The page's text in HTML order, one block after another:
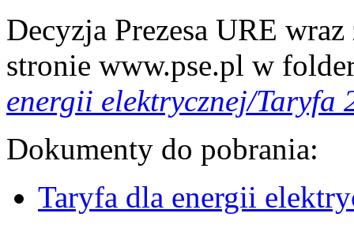
Decyzja Prezesa URE
stronie www.pse.pl w
energii elektrycznej/Taryfa
Dokumenty do pobrania:
Taryfa dla energii